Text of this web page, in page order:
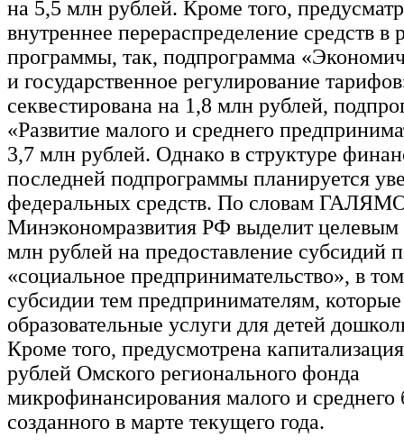
на 5,5 млн рублей. Кроме того,
внутреннее перераспределение средств в
программы, так, подпрограмма
и государственное регулирование
секвестирована на 1,8 млн рублей,
«Развитие малого и среднего
3,7 млн рублей. Однако в структуре
последней подпрограммы планируется
федеральных средств. По словам
Минэкономразвития РФ выделит целевым
млн рублей на предоставление субсидий
«социальное предпринимательство», в
субсидии тем предпринимателям,
образовательные услуги для детей
Кроме того, предусмотрена
рублей Омского регионального фонда
микрофинансирования малого и среднего
созданного в марте текущего года.